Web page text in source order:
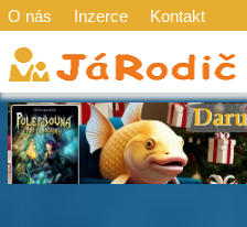
O nás Inzerce Kontakt